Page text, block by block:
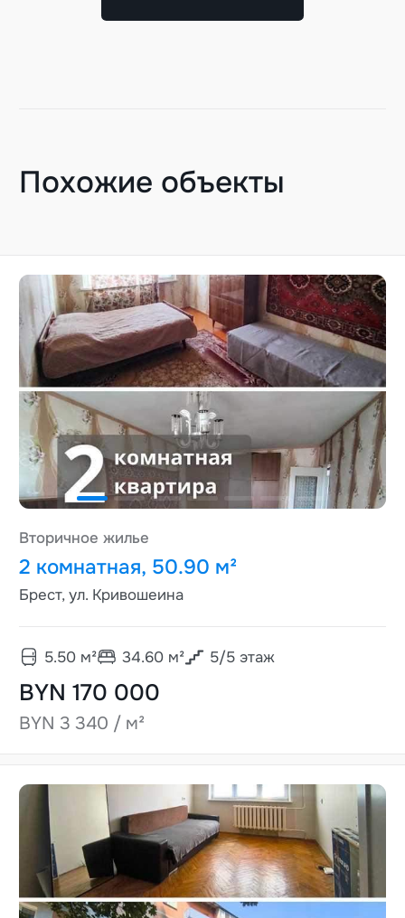
Похожие объекты
Вторичное жилье
2 комнатная, 50.90 м²
Брест, ул. Кривошеина
5.50м² 34.60м² 5/5этаж
BYN 170 000
BYN 3 340 / м²